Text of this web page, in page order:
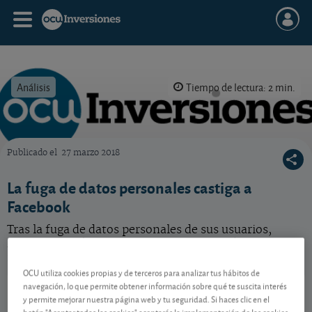
Análisis Tiempo de lectura: 2 min.
Publicado el 27 marzo 2018
La fuga de datos personales castiga a
Facebook
Tras la fuga de datos personales de sus usuarios,
Facebook está en el punto de mira de políticos e
Meta Platforms
US30303M1027
590,21 USD
OCU utiliza cookies propias y de terceros para analizar tus hábitos de
navegación, lo que permite obtener información sobre qué te suscita interés
y permite mejorar nuestra página web y tu seguridad. Si haces clic en el